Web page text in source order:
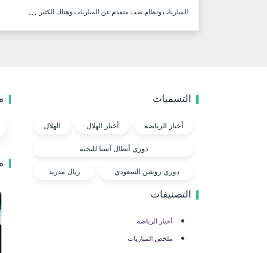
المباريات ونظام بحث متقدم عن المباريات وهناك الكثير ,,,,,,
التسميات
أخبار الرياضة أخبار الهلال الهلال
دوري أبطال آسيا للنخبة
دوري روشن السعودي ريال مدريد
التصنيفات
أخبار الرياضة
ملخص المباريات